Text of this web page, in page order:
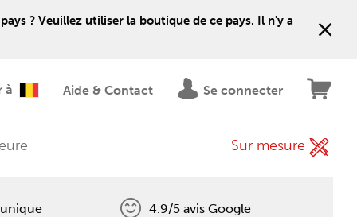
? Veuillez utiliser la boutique de ce pays. Il n'y a
à Aide & Contact Se connecter
Sur mesure
4.9/5 avis Google